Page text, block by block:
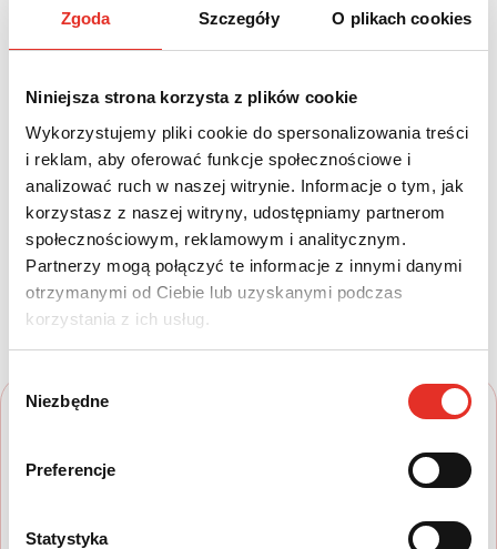
Zgoda Szczegóły O plikach cookies
Niniejsza strona korzysta z plików cookie
Wykorzystujemy pliki cookie do spersonalizowania treści
i reklam, aby oferować funkcje społecznościowe i
analizować ruch w naszej witrynie. Informacje o tym, jak
korzystasz z naszej witryny, udostępniamy partnerom
społecznościowym, reklamowym i analitycznym.
Partnerzy mogą połączyć te informacje z innymi danymi
otrzymanymi od Ciebie lub uzyskanymi podczas
korzystania z ich usług.
zgody
Niezbędne
Preferencje
Statystyka
Paliwo:
Benzyna
Moc (KM):
Leasing netto od:
1 557 zł
1 915 zł brutto / msc.
Cena brutto:
122 600 zł
Twój nowy samochód w kilku
prostych krokach